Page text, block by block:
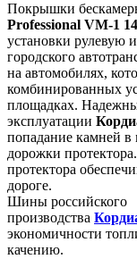
Покрышки
Professional VM-1
установки рулевую
городского
на автомобилях,
комбинированных
площадках.
эксплуатации
попадание камней в
дорожки
протектора
дороге.
Шины российского
производства
экономичности
качению.